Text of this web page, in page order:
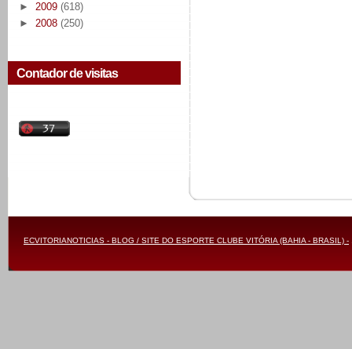
► 2009 (618)
► 2008 (250)
Contador de visitas
ECVITORIANOTICIAS - BLOG / SITE DO ESPORTE CLUBE VITÓRIA (BAHIA - BRASIL) -